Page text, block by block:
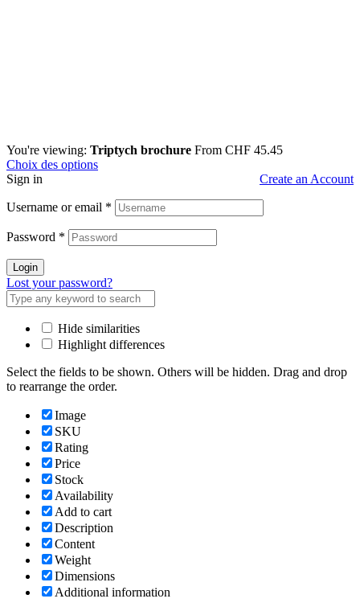
You're viewing: Triptych brochure From CHF 45.45
Choix des options
Sign in
Create an Account
Username or email *
Password *
Login
Lost your password?
Hide similarities
Highlight differences
Select the fields to be shown. Others will be hidden. Drag and drop
to rearrange the order.
Image
SKU
Rating
Price
Stock
Availability
Add to cart
Description
Content
Weight
Dimensions
Additional information